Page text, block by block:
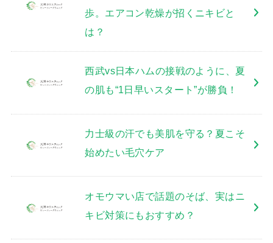
歩。エアコン乾燥が招くニキビと
は？
西武vs日本ハムの接戦のように、夏
の肌も“1日早いスタート”が勝負！
力士級の汗でも美肌を守る？夏こそ
始めたい毛穴ケア
オモウマい店で話題のそば、実はニ
キビ対策にもおすすめ？